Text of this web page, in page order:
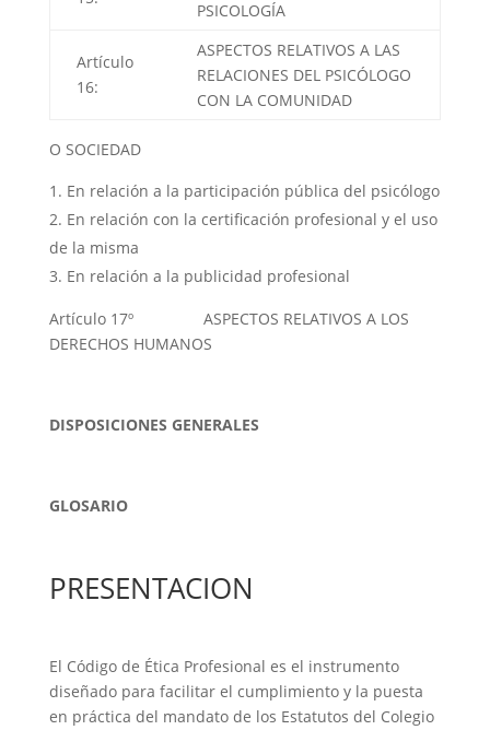
PSICOLOGÍA
Artículo
16:
ASPECTOS RELATIVOS A LAS
RELACIONES DEL PSICÓLOGO
CON LA COMUNIDAD
O SOCIEDAD
En relación a la participación pública del psicólogo
En relación con la certificación profesional y el uso
de la misma
En relación a la publicidad profesional
Artículo 17º ASPECTOS RELATIVOS A LOS
DERECHOS HUMANOS
DISPOSICIONES GENERALES
GLOSARIO
PRESENTACION
El Código de Ética Profesional es el instrumento
diseñado para facilitar el cumplimiento y la puesta
en práctica del mandato de los Estatutos del Colegio